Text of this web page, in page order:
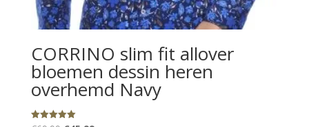
CORRINO slim fit allover
bloemen dessin heren
overhemd Navy